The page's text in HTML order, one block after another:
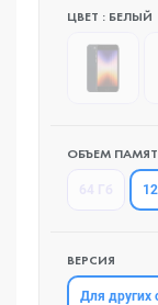
ЦВЕТ : БЕЛЫЙ
ОБЪЕМ
ВЕРСИЯ
Для других